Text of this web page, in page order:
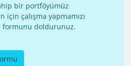
bir portföyümüz
için çalışma yapmamızı
doldurunuz.